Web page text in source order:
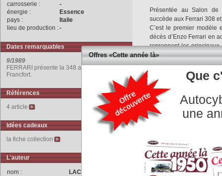
carrosserie :
-
énergie :
Essence
pays :
Italie
lieu de production :-
Dates remarquables
9/1989
FERRARI présente la 348 au Salon de
Francfort.
Références
4 article
Idées cadeaux
la fiche collection
L'auteur
nom :
LACHET
Présentée au Salon
succède aux Ferrari 308
C’est le premier modèle
décès d’Enzo Ferrari en
reprennent les principaux
ailettes latérales de
célèbres feux ronds. La
La 348 est disponible en
‘’S’’ pour transvesal-
t et la Testarossa dans le
La Ferrari 348 est
reprend l’architecture du
vitesses transversale
inspirée de la 312 T
l’embrayage monté en
de 1960.
Offres «Cette année là»
Que
une